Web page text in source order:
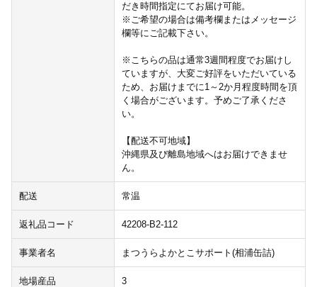
だき時間指定にてお届け可能。
※ご希望の場合は備考欄またはメッセージ
欄等にご記載下さい。
※こちらの品は通常3週間程度でお届けし
ていますが、大変ご好評をいただいている
ため、お届けまでに1～2か月程度時間を頂
く場合がございます。予めご了承くださ
い。
【配送不可地域】
沖縄県及び離島地域へはお届けできませ
ん。
配送 常温
返礼品コード 42208-B2-112
事業者名 まつうらよかとこサポート(相浦缶詰)
地場産品
3